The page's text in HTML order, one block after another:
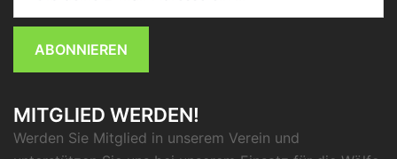
ABONNIEREN
MITGLIED WERDEN!
Werden Sie Mitglied in unserem Verein und